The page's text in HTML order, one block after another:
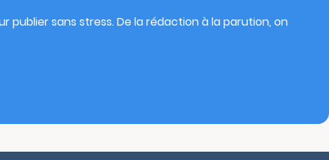
publier sans stress. De la rédaction à la parution, on